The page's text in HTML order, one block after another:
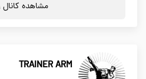
مشاهده کانال
TRAINER ARM